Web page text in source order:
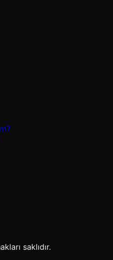
saklıdır.